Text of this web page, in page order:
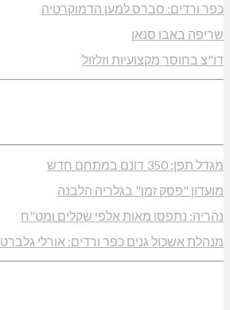
כפר ורדים: סברס למען הדמוקרטיה
שריפה באבו סנאן
דו"צ בחוסר מקצועיות וזלזול
מגדל תפן: 350 דונם במתחם חדש
מועדון "פסק זמן" בגלריה הלבנה
נהריה: נתפסו מאות אלפי שקלים ומט"ח
מנהלת אשכול גנים כפר ורדים: אורלי גלברט